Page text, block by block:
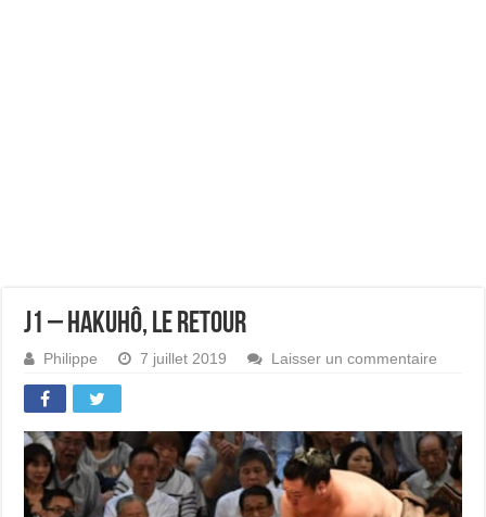
J1 – Hakuhô, le retour
Philippe 7 juillet 2019 Laisser un commentaire